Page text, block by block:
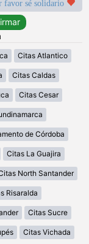
favor sé solidario
Citas Atlantico
Citas Caldas
Citas Cesar
de Córdoba
Citas La Guajira
North Santander
Risaralda
Citas Sucre
Citas Vichada